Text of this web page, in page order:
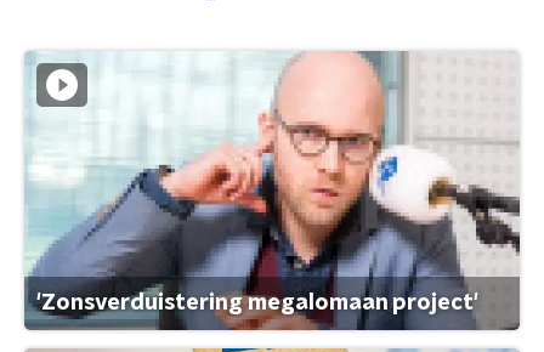
'Zonsverduistering megalomaan project'